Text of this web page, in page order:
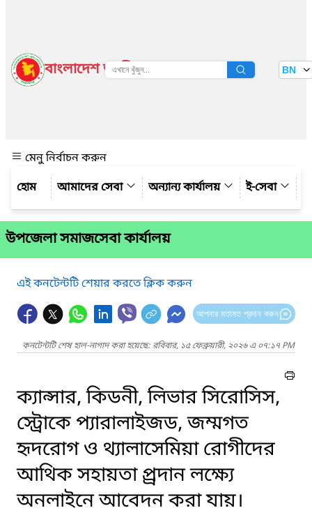
বাংলাদেশ জাতীয় তথ্য বাতায়ন BN
মেনু নির্বাচন করুন
আমাদের সেবা
অন্যান্য কার্যালয় ই-সেবা
উপজেলা সমাজসেবা কার্যালয়
এই কনটেন্টটি শেয়ার করতে ক্লিক করুন
আপনার মতামত প্রদান করুন
কনটেন্টটি শেষ হাল-নাগাদ করা হয়েছে: রবিবার, ১৫ ফেব্রুয়ারী, ২০২৬ এ ০৭:১৭ PM
ক্যান্সার, কিডনী, লিভার সিরোসিস,
স্ট্রোকে প্যারালাইজড, জম্মগত
হৃদরোগ ও থ্যালাসেমিয়া রোগীদের
আথিক সহায়তা প্র্রদান লক্ষ্যে
অনলাইনে আবেদন করা যায়।